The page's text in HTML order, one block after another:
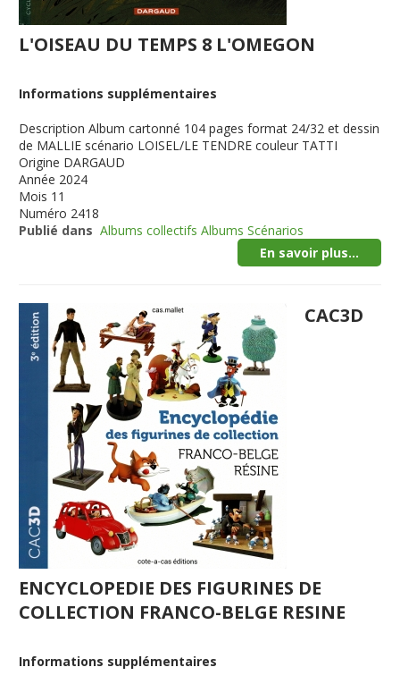
L'OISEAU DU TEMPS 8 L'OMEGON
Informations supplémentaires
Description Album cartonné 104 pages format 24/32 et dessin
de MALLIE scénario LOISEL/LE TENDRE couleur TATTI
Origine DARGAUD
Année 2024
Mois 11
Numéro 2418
Publié dans Albums collectifs Albums Scénarios
En savoir plus...
CAC3D
ENCYCLOPEDIE DES FIGURINES DE
COLLECTION FRANCO-BELGE RESINE
Informations supplémentaires